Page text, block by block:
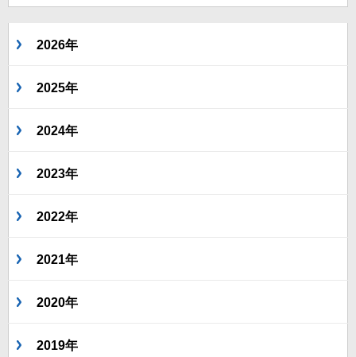
2026年
2025年
2024年
2023年
2022年
2021年
2020年
2019年